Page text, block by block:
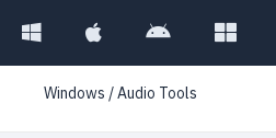
Windows/Audio Tools